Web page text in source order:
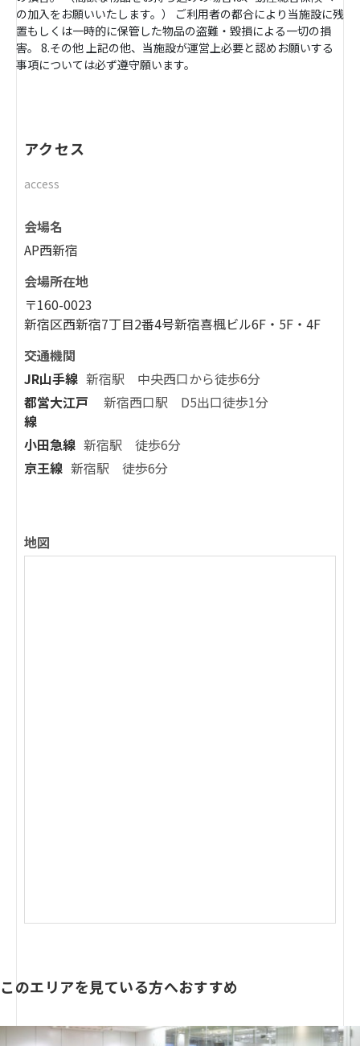
の加入をお願いいたします。） ご利用者の都合により当施設に残
置もしくは一時的に保管した物品の盗難・毀損による一切の損
害。 8.その他 上記の他、当施設が運営上必要と認めお願いする
事項については必ず遵守願います。
アクセス
access
会場名
AP西新宿
会場所在地
〒160-0023
新宿区西新宿7丁目2番4号新宿喜楓ビル6F・5F・4F
交通機関
JR山手線 新宿駅 中央西口から徒歩6分
都営大江戸
線
新宿西口駅 D5出口徒歩1分
小田急線 新宿駅 徒歩6分
京王線 新宿駅 徒歩6分
地図
このエリアを見ている方へおすすめ